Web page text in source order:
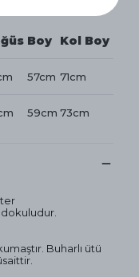
Boy Kol Boy
57cm 71cm
59cm 73cm
Buharlı ütü